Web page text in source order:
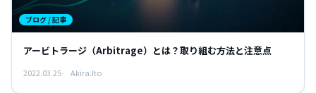
ブログ / 記事
アービトラージ（Arbitrage）とは？取り組む方法と注意点
2022.03.25 Akira.Ito